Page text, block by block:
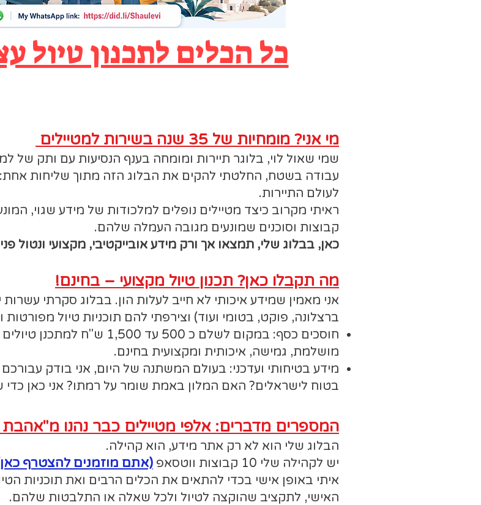
כל הכלים לתכנון טיול
מי אני? מומחיות של 35 שנה בשירות למטיילים
עבודה בשטח, החלטתי להקים את הבלוג הזה מתוך שליחות אחת:
לעולם התיירות.
ראיתי מקרוב כיצד מטיילים נופלים למלכודות של מידע שגוי,
קבוצות וסוכנים שמונעים מגובה העמלה שלהם.
כאן, בבלוג שלי, תמצאו אך ורק מידע אובייקטיבי, מקצועי ונטול
מה תקבלו כאן? תכנון טיול מקצועי – בחינם!
אני מאמין שמידע איכותי לא חייב לעלות הון. בבלוג סקרתי עשרות
ברצלונה, פוקט, בטומי ועוד) וצירפתי להם תוכניות טיול מפורטות
חוסכים כסף: במקום לשלם כ 500
מושלמת, גמישה, איכותית ומקצועית בחינם.
מידע בטיחותי ועדכני: בעולם המשתנה של היום, אני בודק
בטוח לישראלים? האם המלון באמת שומר על רמתו? אני כאן
המספרים מדברים: אלפי מטיילים כבר נהנו מ"אהבת
הבלוג שלי הוא לא רק אתר מידע, הוא קהילה.
יש לקהילה שלי 10 קבוצות ווטסאפ
(אתם מוזמנים להצטרף
איתי באופן אישי בכדי להתאים את הכלים הרבים ואת תוכניות
האישי, לתקציב שהוקצה לטיול ולכל שאלה או התלבטות שלהם.